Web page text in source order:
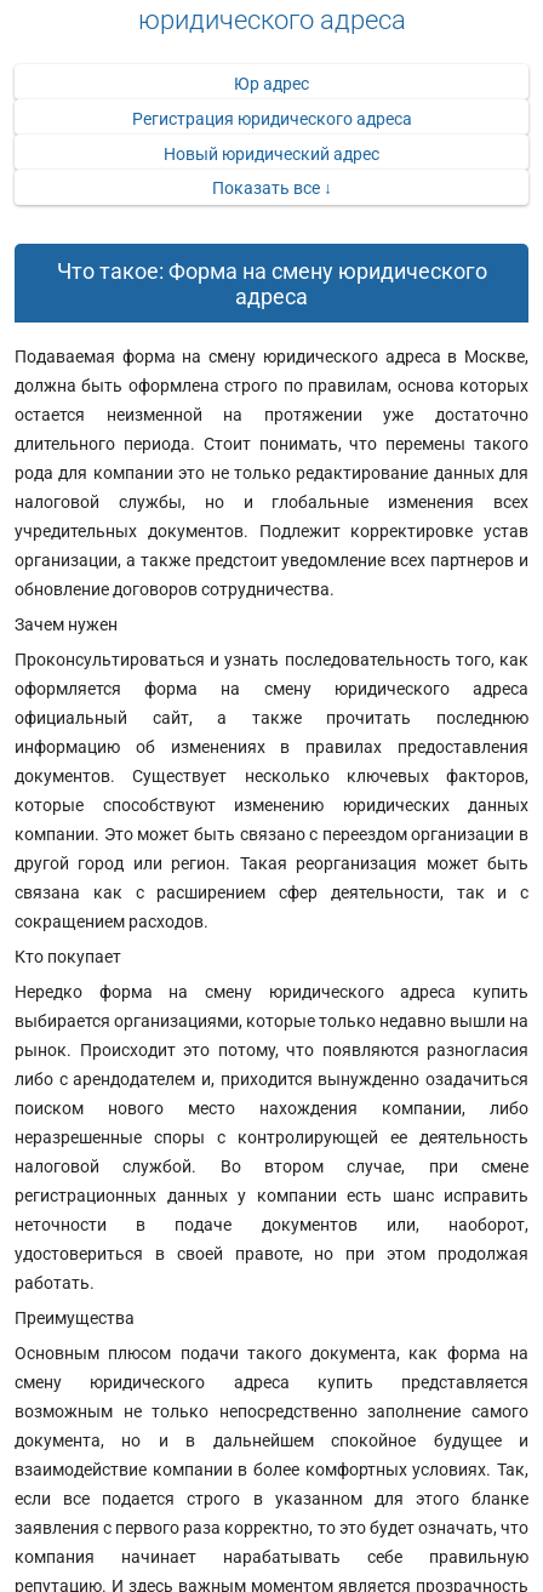
юридического адреса
Юр адрес
Регистрация юридического адреса
Новый юридический адрес
Показать все ↓
Что такое: Форма на смену юридического
адреса
Подаваемая форма на смену юридического адреса в Москве,
должна быть оформлена строго по правилам, основа которых
остается неизменной на протяжении уже достаточно
длительного периода. Стоит понимать, что перемены такого
рода для компании это не только редактирование данных для
налоговой службы, но и глобальные изменения всех
учредительных документов. Подлежит корректировке устав
организации, а также предстоит уведомление всех партнеров и
обновление договоров сотрудничества.
Зачем нужен
Проконсультироваться и узнать последовательность того, как
оформляется форма на смену юридического адреса
официальный сайт, а также прочитать последнюю
информацию об изменениях в правилах предоставления
документов. Существует несколько ключевых факторов,
которые способствуют изменению юридических данных
компании. Это может быть связано с переездом организации в
другой город или регион. Такая реорганизация может быть
связана как с расширением сфер деятельности, так и с
сокращением расходов.
Кто покупает
Нередко форма на смену юридического адреса купить
выбирается организациями, которые только недавно вышли на
рынок. Происходит это потому, что появляются разногласия
либо с арендодателем и, приходится вынужденно озадачиться
поиском нового место нахождения компании, либо
неразрешенные споры с контролирующей ее деятельность
налоговой службой. Во втором случае, при смене
регистрационных данных у компании есть шанс исправить
неточности в подаче документов или, наоборот,
удостовериться в своей правоте, но при этом продолжая
работать.
Преимущества
Основным плюсом подачи такого документа, как форма на
смену юридического адреса купить представляется
возможным не только непосредственно заполнение самого
документа, но и в дальнейшем спокойное будущее и
взаимодействие компании в более комфортных условиях. Так,
если все подается строго в указанном для этого бланке
заявления с первого раза корректно, то это будет означать, что
компания начинает нарабатывать себе правильную
репутацию. И здесь важным моментом является прозрачность